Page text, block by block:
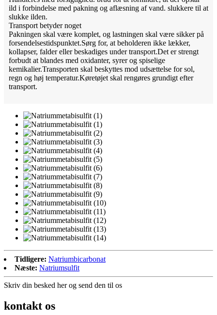
ild i forbindelse med pakning og aflæsning af vand. slukkere til at
slukke ilden.
Transport betyder noget
Pakningen skal være komplet, og lastningen skal være sikker på
forsendelsestidspunktet.Sørg for, at beholderen ikke lækker,
kollapser, falder eller beskadiges under transport.Det er strengt
forbudt at blandes med oxidanter, syrer og spiselige
kemikalier.Transporten skal beskyttes mod udsættelse for sol,
regn og høj temperatur.Køretøjet skal rengøres grundigt efter
transport.
Tidligere: Natriumbicarbonat
Næste: Natriumsulfit
Skriv din besked her og send den til os
kontakt os